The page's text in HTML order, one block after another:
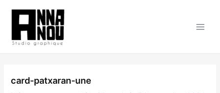
contenu
card-patxaran-une